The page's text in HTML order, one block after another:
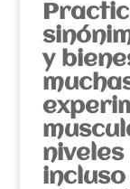
y